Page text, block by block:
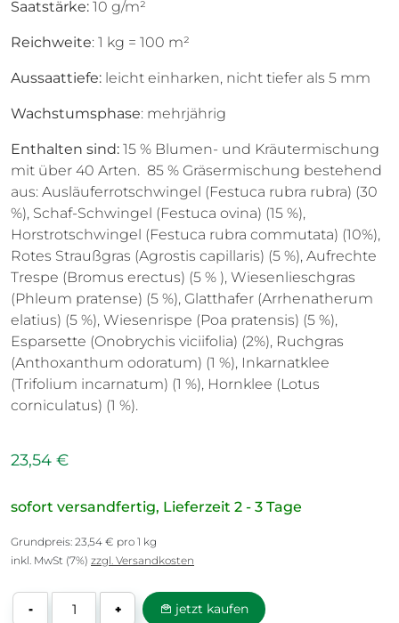
Saatstärke: 10 g/m²
Reichweite: 1 kg = 100 m²
Aussaattiefe: leicht einharken, nicht tiefer als 5 mm
Wachstumsphase: mehrjährig
Enthalten sind: 15 % Blumen- und Kräutermischung
mit über 40 Arten. 85 % Gräsermischung bestehend
aus: Ausläuferrotschwingel (Festuca rubra rubra) (30
%), Schaf-Schwingel (Festuca ovina) (15 %),
Horstrotschwingel (Festuca rubra commutata) (10%),
Rotes Straußgras (Agrostis capillaris) (5 %), Aufrechte
Trespe (Bromus erectus) (5 % ), Wiesenlieschgras
(Phleum pratense) (5 %), Glatthafer (Arrhenatherum
elatius) (5 %), Wiesenrispe (Poa pratensis) (5 %),
Esparsette (Onobrychis viciifolia) (2%), Ruchgras
(Anthoxanthum odoratum) (1 %), Inkarnatklee
(Trifolium incarnatum) (1 %), Hornklee (Lotus
corniculatus) (1 %).
23,54 €
sofort versandfertig, Lieferzeit 2 - 3 Tage
Grundpreis: 23,54 € pro 1 kg
inkl. MwSt (7%) zzgl. Versandkosten
- + jetzt kaufen